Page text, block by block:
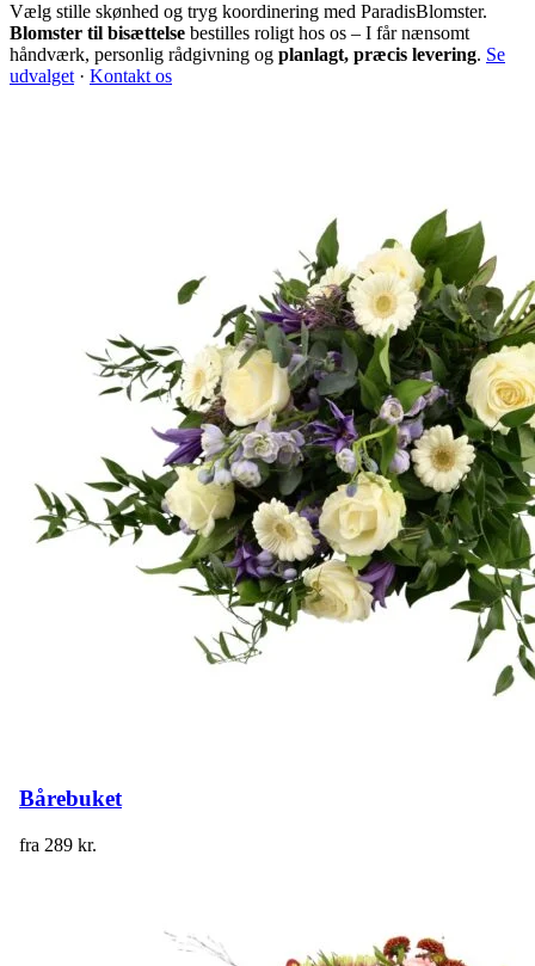
Vælg stille skønhed og tryg koordinering med ParadisBlomster.
Blomster til bisættelse bestilles roligt hos os – I får nænsomt
håndværk, personlig rådgivning og planlagt, præcis levering. Se
udvalget · Kontakt os
Bårebuket
fra 289 kr.